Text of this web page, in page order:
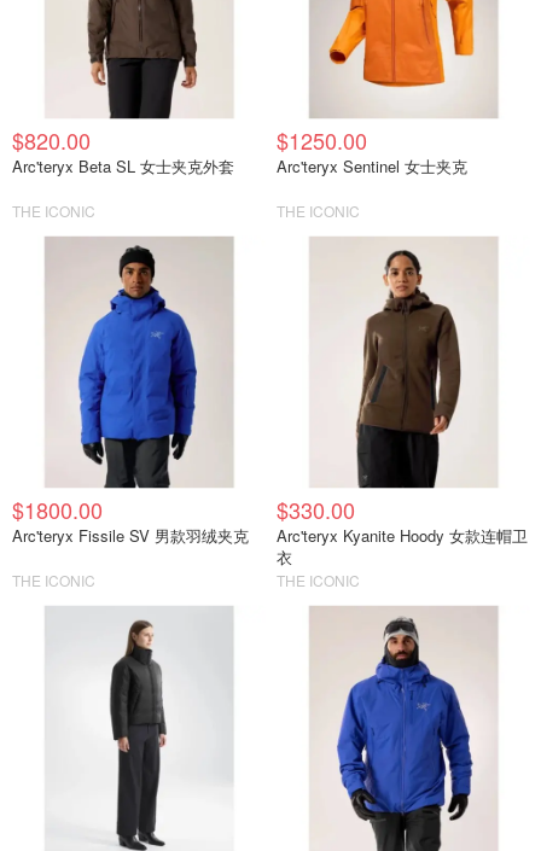
$820.00
Arc'teryx Beta SL 女士夹克外套
THE ICONIC
$1250.00
Arc'teryx Sentinel 女士夹克
THE ICONIC
$1800.00
Arc'teryx Fissile SV 男款羽绒夹克
THE ICONIC
$330.00
Arc'teryx Kyanite Hoody 女款连帽卫
衣
THE ICONIC